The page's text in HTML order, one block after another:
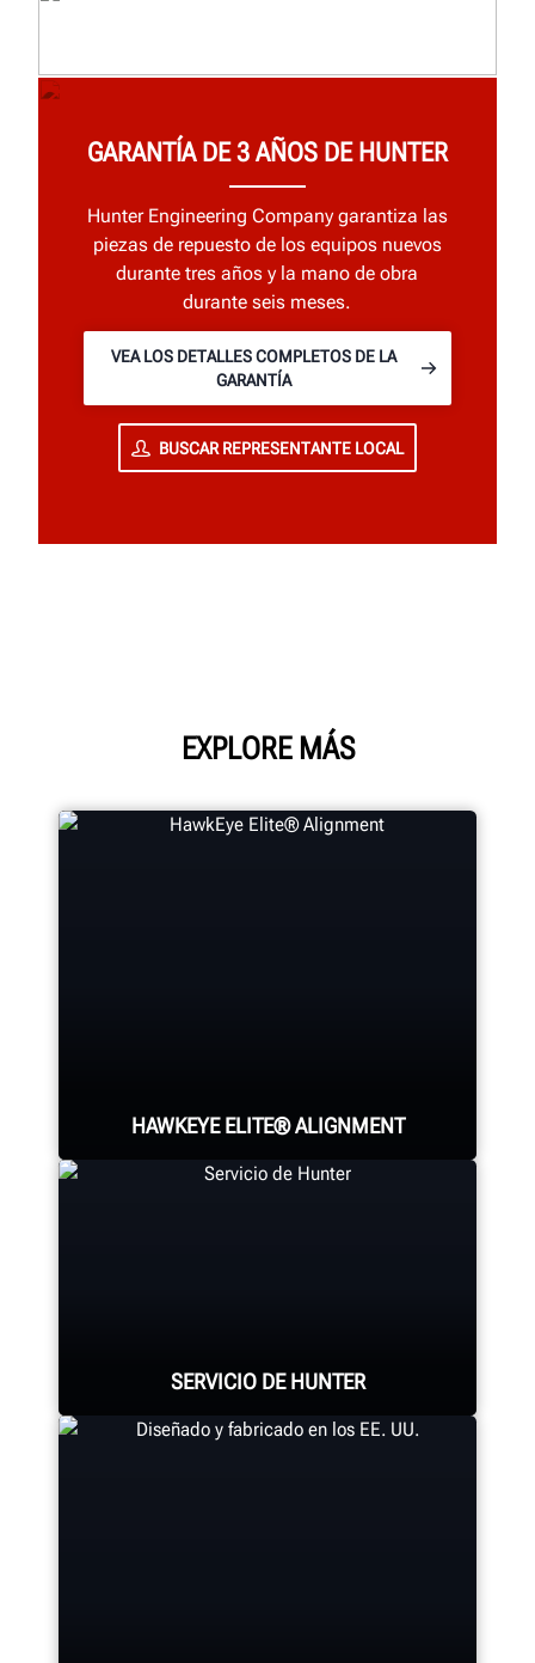
GARANTÍA DE 3 AÑOS DE HUNTER
Hunter Engineering Company garantiza las
piezas de repuesto de los equipos nuevos
durante tres años y la mano de obra
durante seis meses.
VEA LOS DETALLES COMPLETOS DE LA
GARANTÍA
BUSCAR REPRESENTANTE LOCAL
EXPLORE MÁS
HAWKEYE ELITE® ALIGNMENT
SERVICIO DE HUNTER